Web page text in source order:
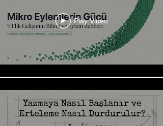
Play Video